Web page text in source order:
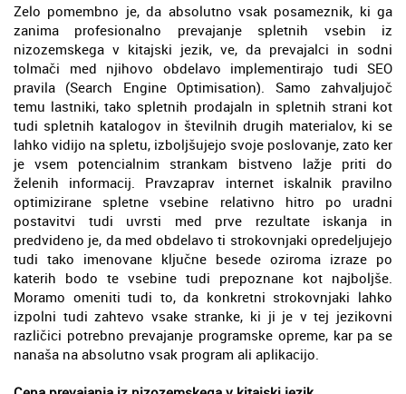
Zelo pomembno je, da absolutno vsak posameznik, ki ga
zanima profesionalno prevajanje spletnih vsebin iz
nizozemskega v kitajski jezik, ve, da prevajalci in sodni
tolmači med njihovo obdelavo implementirajo tudi SEO
pravila (Search Engine Optimisation). Samo zahvaljujoč
temu lastniki, tako spletnih prodajaln in spletnih strani kot
tudi spletnih katalogov in številnih drugih materialov, ki se
lahko vidijo na spletu, izboljšujejo svoje poslovanje, zato ker
je vsem potencialnim strankam bistveno lažje priti do
želenih informacij. Pravzaprav internet iskalnik pravilno
optimizirane spletne vsebine relativno hitro po uradni
postavitvi tudi uvrsti med prve rezultate iskanja in
predvideno je, da med obdelavo ti strokovnjaki opredeljujejo
tudi tako imenovane ključne besede oziroma izraze po
katerih bodo te vsebine tudi prepoznane kot najboljše.
Moramo omeniti tudi to, da konkretni strokovnjaki lahko
izpolni tudi zahtevo vsake stranke, ki ji je v tej jezikovni
različici potrebno prevajanje programske opreme, kar pa se
nanaša na absolutno vsak program ali aplikacijo.